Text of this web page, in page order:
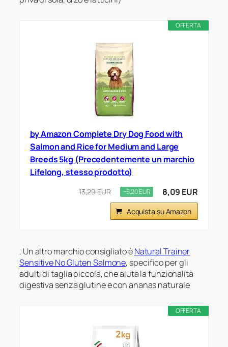
OFFERTA
by Amazon Complete Dry Dog Food with
Salmon and Rice for Medium and Large
Breeds 5kg (Precedentemente un marchio
Lifelong, stesso prodotto)
13,29 EUR −5,20 EUR 8,09 EUR
Acquista su Amazon
. Un altro marchio consigliato èNatural Trainer
Sensitive No Gluten Salmone, specifico per gli
adulti di taglia piccola, che aiuta la funzionalità
digestiva senza glutine e con ananas naturale
OFFERTA